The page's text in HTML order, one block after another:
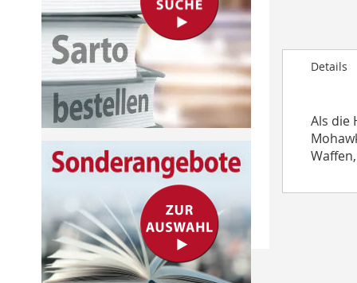
beginning
gallery
Details
Als die